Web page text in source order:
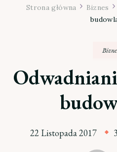
Strona główna Biznes
22 Listopada 2017